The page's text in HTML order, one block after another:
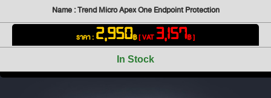
Name : Trend Micro Apex One Endpoint Protection
ราคา : 2,950฿[ VAT3,157฿ ]
In Stock